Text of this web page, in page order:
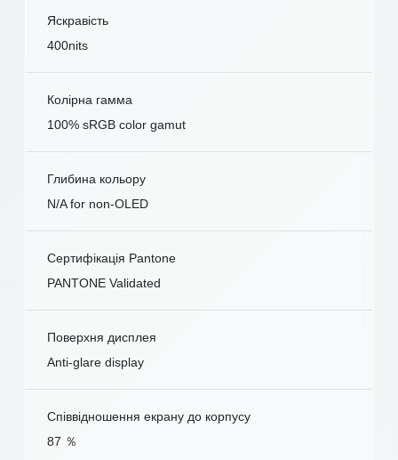
Яскравість
400nits
Колірна гамма
100% sRGB color gamut
Глибина кольору
N/A for non-OLED
Сертифікація Pantone
PANTONE Validated
Поверхня дисплея
Anti-glare display
Співвідношення екрану до корпусу
87 ％